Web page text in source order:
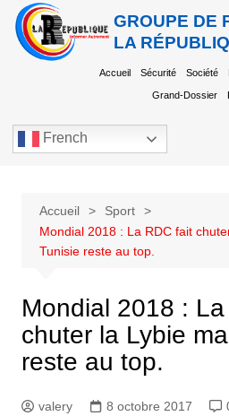
GROUPE DE
LA
Accueil Sécurité Société
Grand-Dossier
French
Accueil
Sport
Mondial 2018 : La RDC fait
Tunisie reste au top.
Mondial 2018 :
chuter la Lybie
reste au top.
valery 8 octobre 2017